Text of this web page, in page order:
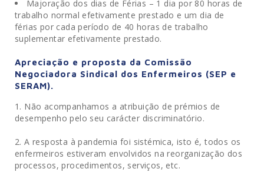
Majoração dos dias de Férias – 1 dia por 80 horas de
trabalho normal efetivamente prestado e um dia de
férias por cada período de 40 horas de trabalho
suplementar efetivamente prestado.
Apreciação e proposta da Comissão
Negociadora Sindical dos Enfermeiros (SEP e
SERAM).
Não acompanhamos a atribuição de prémios de
desempenho pelo seu carácter discriminatório.
A resposta à pandemia foi sistémica, isto é, todos os
enfermeiros estiveram envolvidos na reorganização dos
processos, procedimentos, serviços, etc.